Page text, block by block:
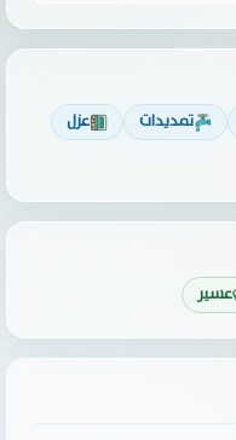
تمديدات
عزل
عسير